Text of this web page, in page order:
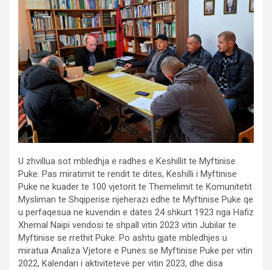
U zhvillua sot mbledhja e radhes e Keshillit te Myftinise
Puke. Pas miratimit te rendit te dites, Keshilli i Myftinise
Puke ne kuader te 100 vjetorit te Themelimit te Komunitetit
Mysliman te Shqiperise njeherazi edhe te Myftinise Puke qe
u perfaqesua ne kuvendin e dates 24 shkurt 1923 nga Hafiz
Xhemal Naipi vendosi te shpall vitin 2023 vitin Jubilar te
Myftinise se rrethit Puke. Po ashtu gjate mbledhjes u
miratua Analiza Vjetore e Punes se Myftinise Puke per vitin
2022, Kalendari i aktiviteteve per vitin 2023, dhe disa